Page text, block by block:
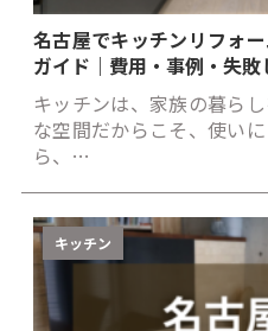
名古屋でキッチンリフォ
ガイド｜費用・事例・失敗
キッチンは、家族の暮ら
な空間だからこそ、使い
ら、…
キッチン